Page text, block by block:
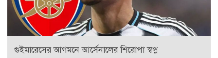
গুইমারেসের আগমনে আর্সেনালের শিরোপা স্বপ্ন